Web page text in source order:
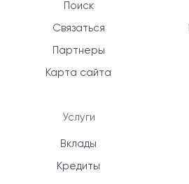
Поиск
Связаться
Партнеры
Карта сайта
Услуги
Вклады
Кредиты